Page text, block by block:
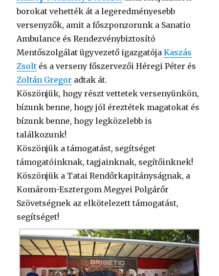
borokat vehették át a legeredményesebb
versenyzők, amit a főszponzorunk a Sanatio
Ambulance és Rendezvénybiztosító
Mentőszolgálat ügyvezető igazgatójaKaszás
Zsolt és a verseny főszervezői Héregi Péter és
Zoltán Gregor adtak át.
Köszönjük, hogy részt vettetek versenyünkön,
bízunk benne, hogy jól éreztétek magatokat és
bízunk benne, hogy legközelebb is
találkozunk!
Köszönjük a támogatást, segítséget
támogatóinknak, tagjainknak, segítőinknek!
Köszönjük a Tatai Rendőrkapitányságnak, a
Komárom-Esztergom Megyei Polgárőr
Szövetségnek az elkötelezett támogatást,
segítséget!